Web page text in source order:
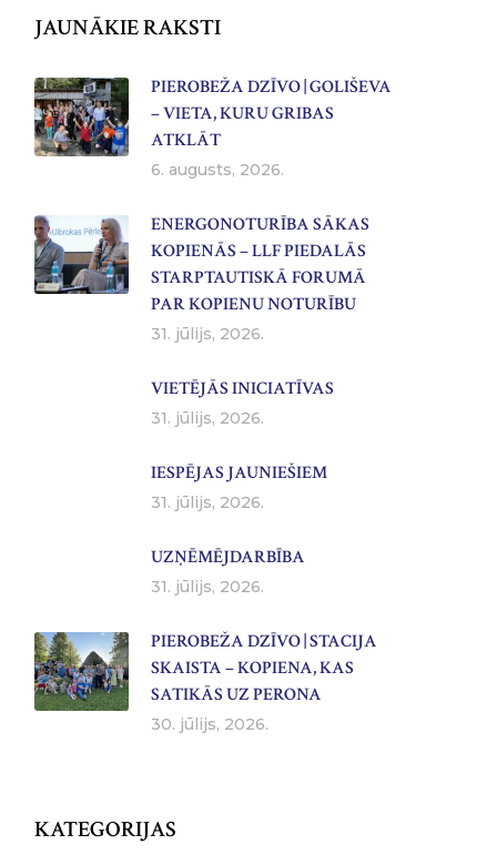
JAUNĀKIE RAKSTI
PIEROBEŽA DZĪVO | GOLIŠEVA
– VIETA, KURU GRIBAS
ATKLĀT
6. augusts, 2026.
ENERGONOTURĪBA SĀKAS
KOPIENĀS – LLF PIEDALĀS
STARPTAUTISKĀ FORUMĀ
PAR KOPIENU NOTURĪBU
31. jūlijs, 2026.
VIETĒJĀS INICIATĪVAS
31. jūlijs, 2026.
IESPĒJAS JAUNIEŠIEM
31. jūlijs, 2026.
UZŅĒMĒJDARBĪBA
31. jūlijs, 2026.
PIEROBEŽA DZĪVO | STACIJA
SKAISTA – KOPIENA, KAS
SATIKĀS UZ PERONA
30. jūlijs, 2026.
KATEGORIJAS